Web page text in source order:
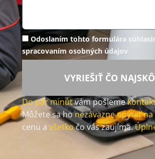
Odoslaním tohto formulára
spracovaním osobných údajov
VYRIEŠIŤ ČO
Do pár minútvám pošleme
Môžete sa honezáväzne opýtať na
cenu a všetkočo vás zaujíma.